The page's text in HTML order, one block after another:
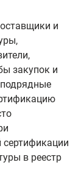
и
закупок и
сертификации
в реестр